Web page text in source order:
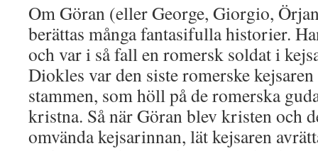
Om Göran (eller George, Giorgio,
berättas många fantasifulla historier.
och var i så fall en romersk soldat i
Diokles var den siste romerske
stammen, som höll på de romerska
kristna. Så när Göran blev kristen och
omvända kejsarinnan, lät kejsaren